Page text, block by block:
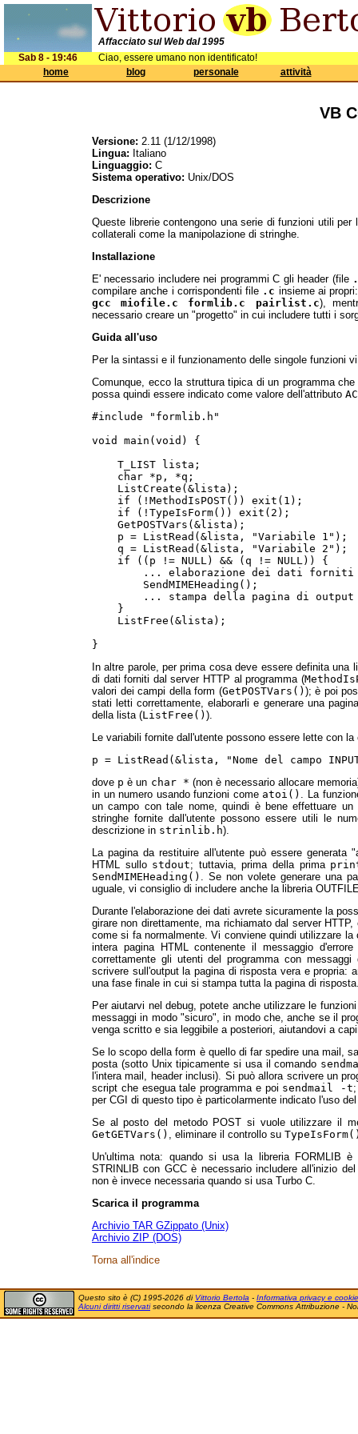
Affacciato sul Web dal 1995
Sab 8 - 19:46
Ciao, essere umano non identificato!
home
blog personale attività
VB
Versione: 2.11 (1/12/1998)
Lingua: Italiano
Linguaggio: C
Sistema operativo: Unix/DOS
Descrizione
Queste librerie contengono una serie di funzioni utili
collaterali come la manipolazione di stringhe.
Installazione
E' necessario includere nei programmi C gli header (file
compilare anche i corrispondenti file .c insieme ai
gcc miofile.c formlib.c pairlist.c),
necessario creare un "progetto" in cui includere tutti i
Guida all'uso
Per la sintassi e il funzionamento delle singole funzioni
Comunque, ecco la struttura tipica di un programma
possa quindi essere indicato come valore dell'attributo
#include "formlib.h"
void main(void) {
    T_LIST lista;
    char *p, *q;
    ListCreate(&lista);
    if (!MethodIsPOST()) exit(1);
    if (!TypeIsForm()) exit(2);
    GetPOSTVars(&lista);
    p = ListRead(&lista, "Variabile 1");
    q = ListRead(&lista, "Variabile 2");
    if ((p != NULL) && (q != NULL)) {
... elaborazione dei dati
        SendMIMEHeading();
... stampa della pagina di output
    }
    ListFree(&lista);
In altre parole, per prima cosa deve essere definita una
di dati forniti dal server HTTP al programma (
valori dei campi della form (GetPOSTVars() ); è poi
stati letti correttamente, elaborarli e generare una
della lista (ListFree() ).
Le variabili fornite dall'utente possono essere lette con la
p = ListRead(&lista, "Nome del campo
dove p è un char * (non è necessario allocare
in un numero usando funzioni come atoi() . La
un campo con tale nome, quindi è bene effettuare
stringhe fornite dall'utente possono essere utili le
descrizione in strinlib.h).
La pagina da restituire all'utente può essere
HTML sullo stdout; tuttavia, prima della prima
SendMIMEHeading() . Se non volete generare una
uguale, vi consiglio di includere anche la libreria
Durante l'elaborazione dei dati avrete sicuramente la
girare non direttamente, ma richiamato dal server
come si fa normalmente. Vi conviene quindi utilizzare
intera pagina HTML contenente il messaggio
correttamente gli utenti del programma con
scrivere sull'output la pagina di risposta vera e propria:
una fase finale in cui si stampa tutta la pagina di
Per aiutarvi nel debug, potete anche utilizzare le
messaggi in modo "sicuro", in modo che, anche se il
venga scritto e sia leggibile a posteriori, aiutandovi a
Se lo scopo della form è quello di far spedire una mail,
posta (sotto Unix tipicamente si usa il comando
l'intera mail, header inclusi). Si può allora scrivere un
script che esegua tale programma e poi sendmail -t
per CGI di questo tipo è particolarmente indicato l'uso
Se al posto del metodo POST si vuole utilizzare il
GetGETVars() , eliminare il controllo su
Un'ultima nota: quando si usa la libreria FORMLIB
STRINLIB con GCC è necessario includere all'inizio
non è invece necessaria quando si usa Turbo C.
Scarica il programma
Archivio TAR GZippato (Unix)
Archivio ZIP (DOS)
Torna all'indice
Questo sito è (C) 1995-2026 di Vittorio Bertola - Informativa privacy e cookie
Alcuni diritti riservatisecondo la licenza Creative Commons Attribuzione -